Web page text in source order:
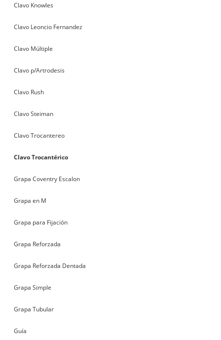
Clavo Knowles
Clavo Leoncio Fernandez
Clavo Múltiple
Clavo p/Artrodesis
Clavo Rush
Clavo Steiman
Clavo Trocantereo
Clavo Trocantérico
Grapa Coventry Escalon
Grapa en M
Grapa para Fijación
Grapa Reforzada
Grapa Reforzada Dentada
Grapa Simple
Grapa Tubular
Guía